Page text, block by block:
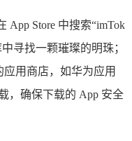
App Store 中搜索“imTok
寻找一颗璀璨的明珠；
用商店，如华为应用
，确保下载的 App 安全